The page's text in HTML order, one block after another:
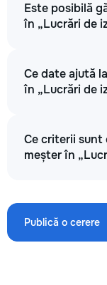
Este posibilă
în „Lucrări de
Ce date ajută
în „Lucrări de
Ce criterii sunt
meșter în
Publică o cerere